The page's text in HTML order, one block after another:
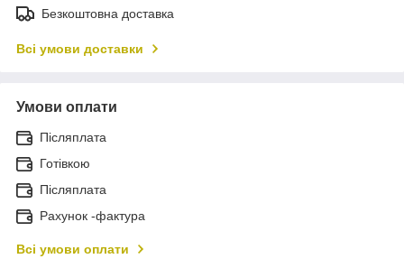
Безкоштовна доставка
Всі умови доставки
Умови оплати
Післяплата
Готівкою
Післяплата
Рахунок -фактура
Всі умови оплати